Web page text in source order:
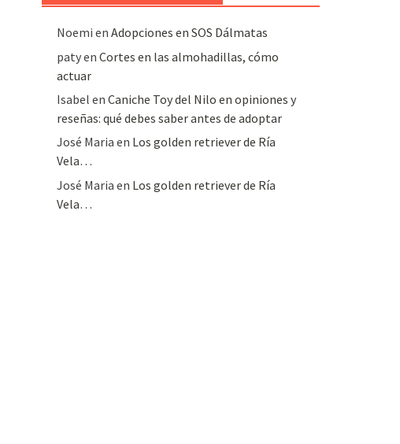
Noemi en Adopciones en SOS Dálmatas
patyen Cortes en las almohadillas, cómo
actuar
Isabel en Caniche Toy del Nilo en opiniones y
reseñas: qué debes saber antes de adoptar
José Maria en Los golden retriever de Ría
Vela…
José Maria en Los golden retriever de Ría
Vela…